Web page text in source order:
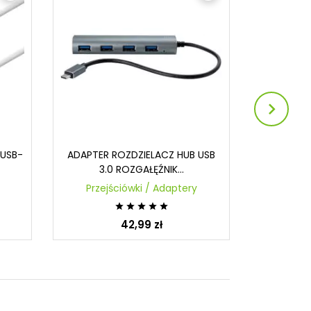
ADAPTER ROZDZIELACZ HUB USB
3.0 ROZGAŁĘŹNIK...
Przejściówki / Adaptery
    
42,99 zł
